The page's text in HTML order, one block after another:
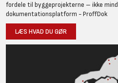
fordele til byggeprojekterne – ikke
dokumentationsplatform - ProffDok
LÆS HVAD DU GØR